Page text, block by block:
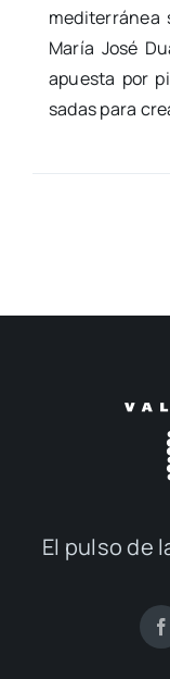
medi­te­rrá­nea
María José
apues­ta por
sa­das para
El pul­so de